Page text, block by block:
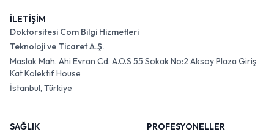
İLETİŞİM
Doktorsitesi Com Bilgi Hizmetleri
Teknoloji ve Ticaret A.Ş.
Maslak Mah. Ahi Evran Cd. A.O.S 55 Sokak No:2 Aksoy Plaza Giriş
Kat Kolektif House
İstanbul, Türkiye
SAĞLIK
PROFESYONELLER